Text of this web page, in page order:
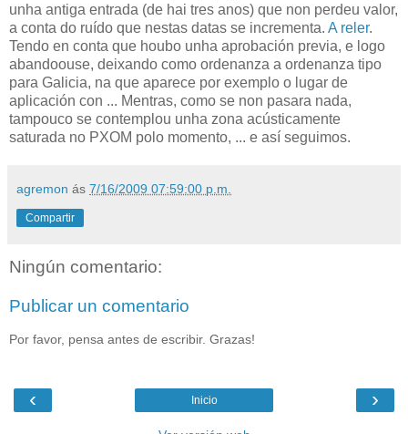
unha antiga entrada (de hai tres anos) que non perdeu valor,
a conta do ruído que nestas datas se incrementa. A reler.
Tendo en conta que houbo unha aprobación previa, e logo
abandoouse, deixando como ordenanza a ordenanza tipo
para Galicia, na que aparece por exemplo o lugar de
aplicación con ... Mentras, como se non pasara nada,
tampouco se contemplou unha zona acústicamente
saturada no PXOM polo momento, ... e así seguimos.
agremon ás 7/16/2009 07:59:00 p.m.
Compartir
Ningún comentario:
Publicar un comentario
Por favor, pensa antes de escribir. Grazas!
‹ ›
Inicio